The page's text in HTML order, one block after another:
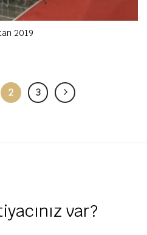
2019
2 3
var?